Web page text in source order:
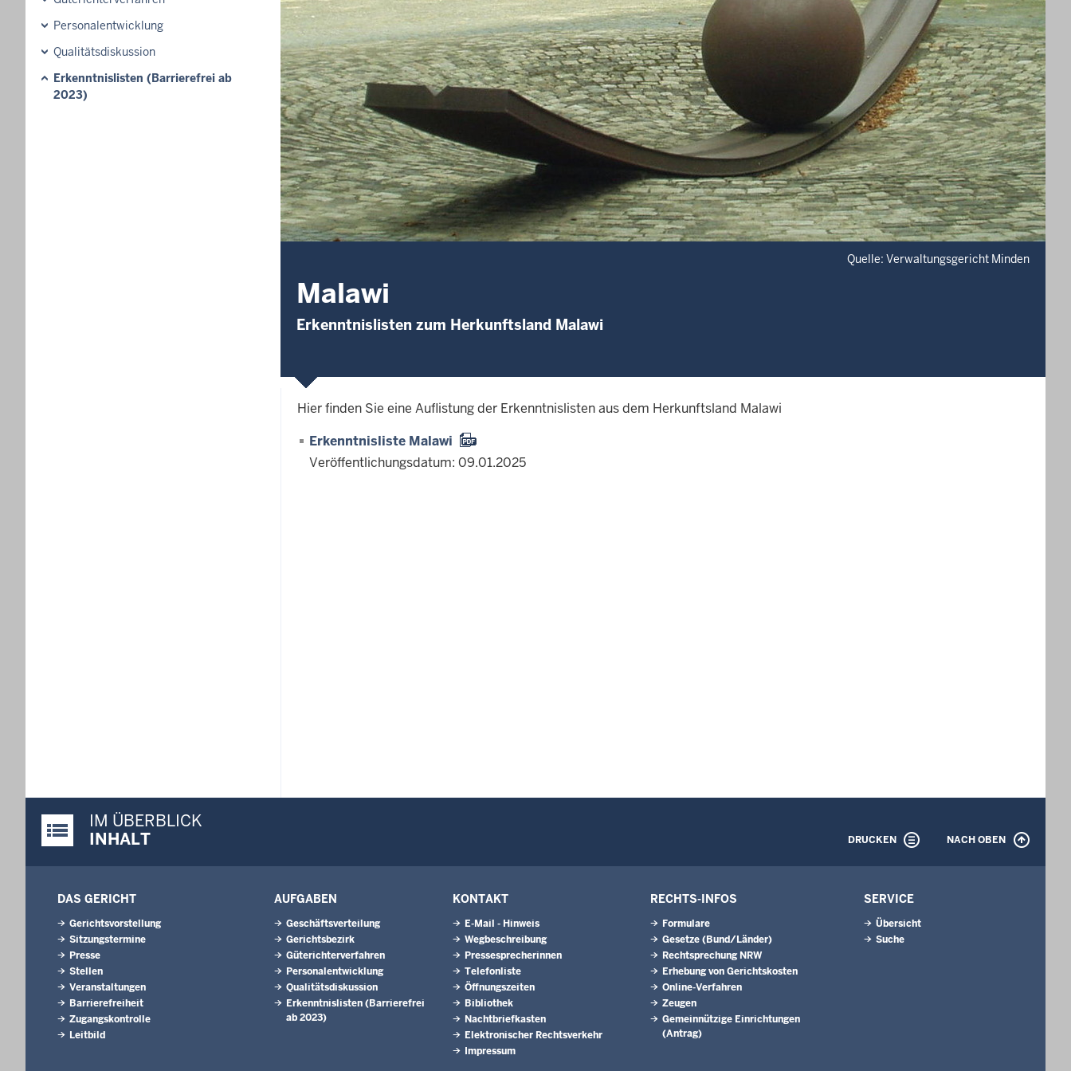
Personalentwicklung
Qualitätsdiskussion
Erkenntnislisten (Barrierefrei ab
2023)
Quelle: Verwaltungsgericht Minden
Malawi
Erkenntnislisten zum Herkunftsland Malawi
Hier finden Sie eine Auflistung der Erkenntnislisten aus dem Herkunftsland Malawi
Erkenntnisliste Malawi
Veröffentlichungsdatum: 09.01.2025
Justiz-Portal im Überblick:
IM ÜBERBLICK
INHALT
DRUCKEN NACH OBEN
DAS GERICHT
Gerichtsvorstellung
Sitzungstermine
Presse
Stellen
Veranstaltungen
Barrierefreiheit
Zugangskontrolle
Leitbild
AUFGABEN
Geschäftsverteilung
Gerichtsbezirk
Güterichterverfahren
Personalentwicklung
Qualitätsdiskussion
Erkenntnislisten (Barrierefrei
ab 2023)
KONTAKT
E-Mail - Hinweis
Wegbeschreibung
Pressesprecherinnen
Telefonliste
Öffnungszeiten
Bibliothek
Nachtbriefkasten
Elektronischer Rechtsverkehr
Impressum
RECHTS-INFOS
Formulare
Gesetze (Bund/Länder)
Rechtsprechung NRW
Erhebung von Gerichtskosten
Online-Verfahren
Zeugen
Gemeinnützige Einrichtungen
(Antrag)
SERVICE
Übersicht
Suche